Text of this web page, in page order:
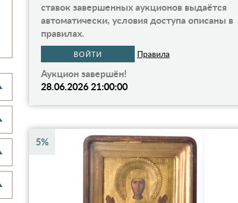
ставок завершенных аукционов выдаётся
автоматически, условия доступа описаны в
правилах.
ВОЙТИ Правила
Аукцион завершён!
28.06.2026 21:00:00
5%